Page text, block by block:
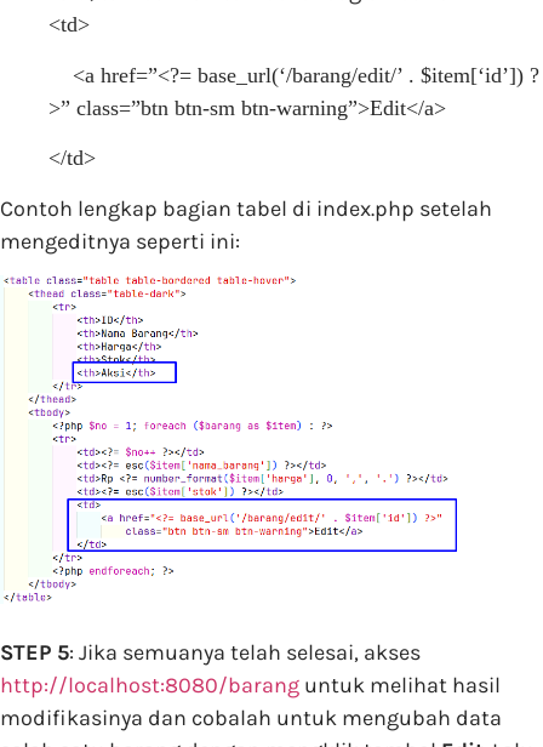
<td>
<a href=”<?= base_url(‘/barang/edit/’ . $item[‘id’]) ?
>” class=”btn btn-sm btn-warning”>Edit</a>
</td>
Contoh lengkap bagian tabel di index.php setelah
mengeditnya seperti ini:
STEP 5: Jika semuanya telah selesai, akses
http://localhost:8080/barang untuk melihat hasil
modifikasinya dan cobalah untuk mengubah data